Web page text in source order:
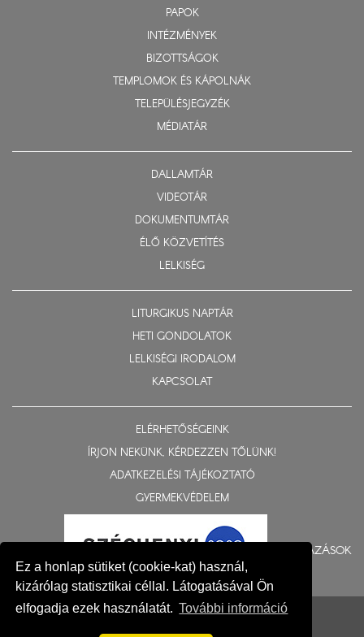
Ez a honlap sütiket (cookie-kat) használ,
kizárólag statisztikai céllal. Látogatásával Ön
elfogadja ezek használatát. További információ
PAPOK
INTÉZMÉNYEK
BIZOTTSÁGOK
TEMPLOMOK ÉS KÁPOLNÁK
TELEPÜLÉSJEGYZÉK
MÉDIATÁR
DALLAMTÁR
VIDEOTÁR
DOKUMENTUMTÁR
ÉLŐ KÖZVETÍTÉS
LELKISÉG
LITURGIKUS NAPTÁR
HETI GONDOLATOK
LELKISÉGI IRODALOM
KAPCSOLAT
ELÉRHETŐSÉGEINK
ÍRJON NEKÜNK, KÉRDEZZEN TŐLÜNK!
ADATKEZELÉSI TÁJÉKOZTATÓ
GYERMEKVÉDELEM
BERUHÁZÁSOK
© 2015-2026 Nyíregyházi Egyházmegye